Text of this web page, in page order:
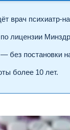
врач психиатр-
лицензии
без постановки
более 10 лет.